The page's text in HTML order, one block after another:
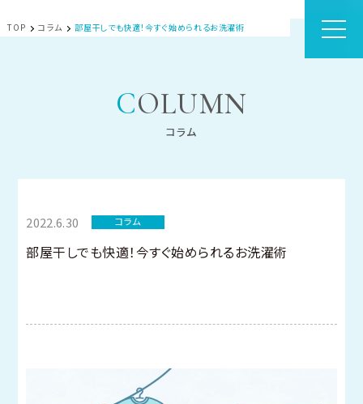
COLUMN
コラム
TOP コラム 部屋干しでも快適！今すぐ始められるお洗濯術
2022.6.30 コラム
部屋干しでも快適！今すぐ始められるお洗濯術